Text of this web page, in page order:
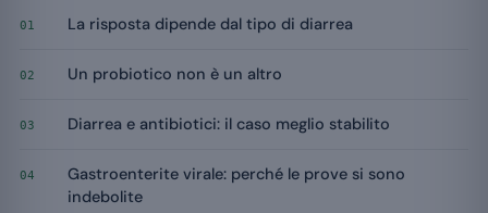
01 La risposta dipende dal tipo di diarrea
02 Un probiotico non è un altro
03 Diarrea e antibiotici: il caso meglio stabilito
04
Gastroenterite virale: perché le prove si sono
indebolite